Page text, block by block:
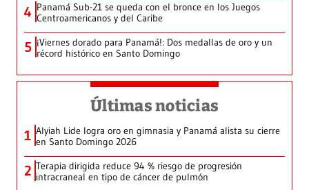
4 Panamá Sub-21 se queda con el bronce en los Juegos
Centroamericanos y del Caribe
5 ¡Viernes dorado para Panamá!: Dos medallas de oro y un
récord histórico en Santo Domingo
Últimas noticias
1 Alyiah Lide logra oro en gimnasia y Panamá alista su cierre
en Santo Domingo 2026
2 Terapia dirigida reduce 94 % riesgo de progresión
intracraneal en tipo de cáncer de pulmón